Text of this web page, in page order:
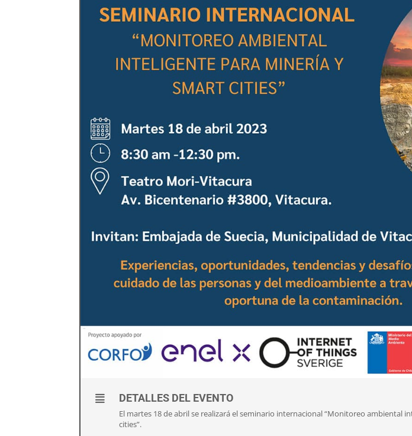
DETALLES DEL EVENTO
El martes 18 de abril se realizará el seminario internacional “Monitoreo ambiental
cities”.